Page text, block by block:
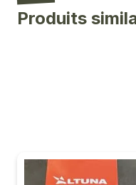
Produits